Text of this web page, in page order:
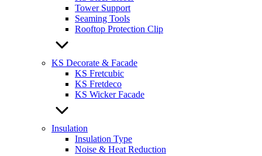
Tower Support
Seaming Tools
Rooftop Protection Clip
KS Decorate & Facade
KS Fretcubic
KS Fretdeco
KS Wicker Facade
Insulation
Insulation Type
Noise & Heat Reduction